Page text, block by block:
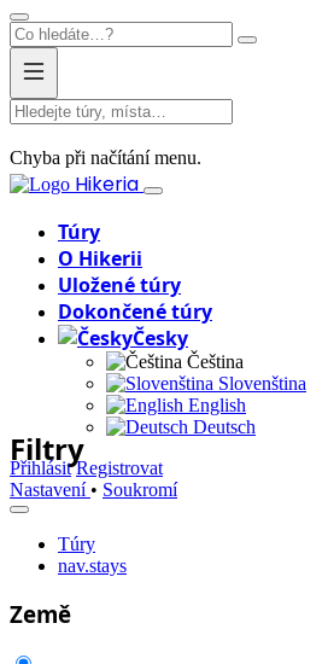
Chyba při načítání menu.
Hikeria
Túry
O Hikerii
Uložené túry
Dokončené túry
Česky
Čeština
Slovenština
English
Deutsch
Přihlásit Registrovat
Nastavení • Soukromí
Filtry
Túry
nav.stays
Země